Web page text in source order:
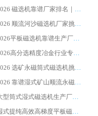
2026 磁选机靠谱厂家排名｜华体会手机网页版-华体会(中国) 高性价比磁选机磁电品牌
2026 顺流河沙磁选机厂家挑选攻略 | 业内口碑龙头企业高性价比品牌推荐
2026平板磁选机靠谱生产厂家选购指南 行业口碑良好品牌推荐 磁电领域实力强者
2026高分选精度冶金行业专用磁选机生产厂家,干湿式磁选机源头供应商推荐
2026 选矿永磁筒式磁选机挑选指南 华体会手机网页版-华体会(中国) 推荐品牌行业口碑佳实力突出
2026 靠谱湿式矿山顺流永磁筒式磁选机选购，国内专业生产厂家华体会手机网页版-华体会(中国) 综合实力出众
大型筒式湿式磁选机生产厂家怎么选?华体会手机网页版-华体会(中国) 设备口碑广受行业认可
湿式提纯高效高梯度平板磁选机靠谱设备源头厂商华体会手机网页版-华体会(中国) 综合测评